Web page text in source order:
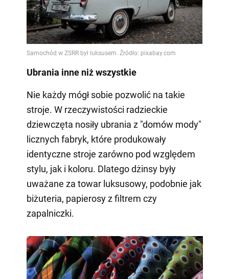
Ubrania inne niż wszystkie
Nie każdy mógł sobie pozwolić na takie
stroje. W rzeczywistości radzieckie
dziewczęta nosiły ubrania z "domów mody"
licznych fabryk, które produkowały
identyczne stroje zarówno pod względem
stylu, jak i koloru. Dlatego dżinsy były
uważane za towar luksusowy, podobnie jak
biżuteria, papierosy z filtrem czy
zapalniczki.